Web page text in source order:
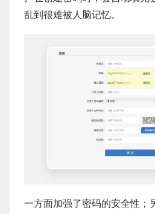
乱到很难被人脑记忆。
一方面加强了密码的安全性；